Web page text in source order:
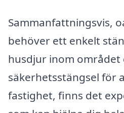
Sammanfattningsvis,
behöver ett enkelt
husdjur inom
säkerhetsstängsel för
fastighet, finns det